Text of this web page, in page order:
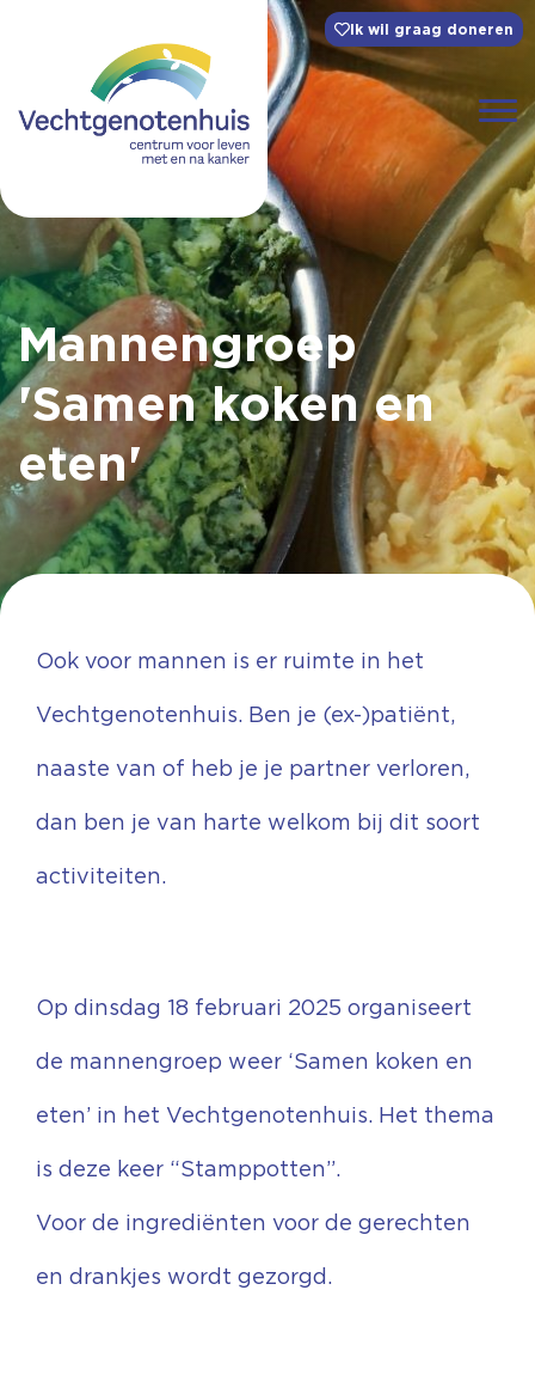
Ik wil graag doneren
Mannengroep
'Samen koken en
eten'
Ook voor mannen is er ruimte in het
Vechtgenotenhuis. Ben je (ex-)patiënt,
naaste van of heb je je partner verloren,
dan ben je van harte welkom bij dit soort
activiteiten.
Op dinsdag 18 februari 2025 organiseert
de mannengroep weer ‘Samen koken en
eten’ in het Vechtgenotenhuis. Het thema
is deze keer “Stamppotten”.
Voor de ingrediënten voor de gerechten
en drankjes wordt gezorgd.